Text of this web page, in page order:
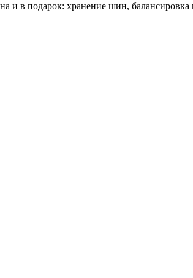
и в подарок: хранение шин,